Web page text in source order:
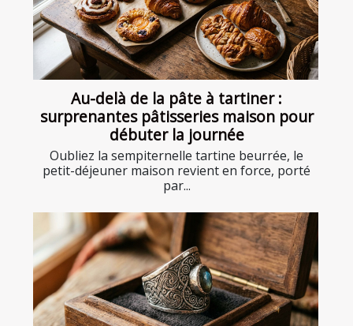
Au-delà de la pâte à tartiner :
surprenantes pâtisseries maison pour
débuter la journée
Oubliez la sempiternelle tartine beurrée, le
petit-déjeuner maison revient en force, porté
par...